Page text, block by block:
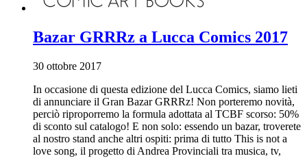
Bazar GRRRz a Lucca Comics 2017
30 ottobre 2017
In occasione di questa edizione del Lucca Comics, siamo lieti
di annunciare il Gran Bazar GRRRz! Non porteremo novità,
perciò riproporremo la formula adottata al TCBF scorso: 50%
di sconto sul catalogo! E non solo: essendo un bazar, troverete
al nostro stand anche altri ospiti: prima di tutto This is not a
love song, il progetto di Andrea Provinciali tra musica, tv,